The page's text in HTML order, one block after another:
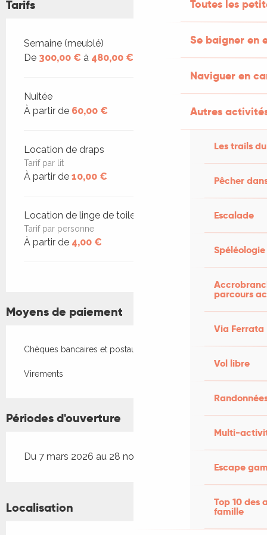
Toutes les
Se baigner en
Naviguer en
Autres
Les trails
Pêcher
Escalade
Spéléologie
parcours
Via Ferrata
Vol libre
Multi-
Escape
Top 10 des
famille
Tarifs
Tarifs 2026
Semaine (meublé)
De 300,00 € à 480,00 €
Nuitée
À partir de 60,00 €
Location de draps
Tarif par lit
À partir de 10,00 €
Location de linge de toilette
Tarif par personne
À partir de 4,00 €
Moyens de paiement
Chèques bancaires et postaux
Virements
Périodes d'ouverture
Du 7 mars 2026 au 28 novembre 2026
Localisation